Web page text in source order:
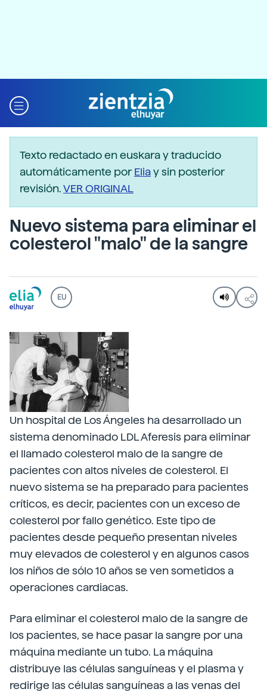
Texto redactado en euskara y traducido
automáticamente porEliay sin posterior
revisión.VER ORIGINAL
Nuevo sistema para eliminar el
colesterol "malo" de la sangre
EU
Un hospital de Los Ángeles ha desarrollado un
sistema denominado LDL Aferesis para eliminar
el llamado colesterol malo de la sangre de
pacientes con altos niveles de colesterol. El
nuevo sistema se ha preparado para pacientes
críticos, es decir, pacientes con un exceso de
colesterol por fallo genético. Este tipo de
pacientes desde pequeño presentan niveles
muy elevados de colesterol y en algunos casos
los niños de sólo 10 años se ven sometidos a
operaciones cardiacas.
Para eliminar el colesterol malo de la sangre de
los pacientes, se hace pasar la sangre por una
máquina mediante un tubo. La máquina
distribuye las células sanguíneas y el plasma y
redirige las células sanguíneas a las venas del